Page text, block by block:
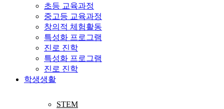
초등 교육과정
중고등 교육과정
창의적 체험활동
특성화 프로그램
진로 진학
특성화 프로그램
진로 진학
학생생활
STEM